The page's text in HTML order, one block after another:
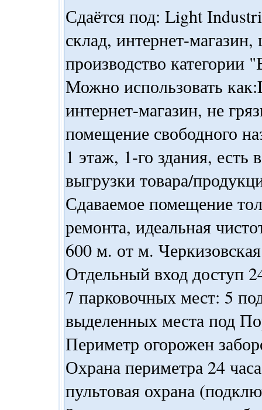
Сдаётся под: Light
склад, интернет-
производство категории
Можно использовать
интернет-магазин, не
помещение свободного
1 этаж, 1-го здания, есть
выгрузки товара/
Сдаваемое помещение
ремонта, идеальная
600 м. от м.
Отдельный вход доступ
7 парковочных мест: 5
выделенных места под
Периметр огорожен
Охрана периметра 24
пультовая охрана